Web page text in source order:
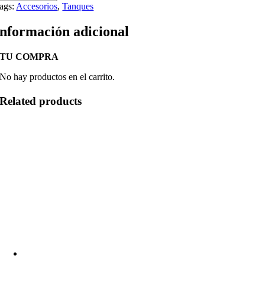
Accesorios,Tanques
adicional
TU COMPRA
No hay productos en el carrito.
Related products